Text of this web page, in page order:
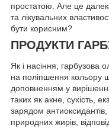
простатою. Але це
та лікувальних
бути корисним?
ПРОДУКТИ
Як і насіння, гарбузова
на поліпшення кольору
доповненням у
таких як акне, сухість,
зарядом антиоксидантів,
природних жирів,